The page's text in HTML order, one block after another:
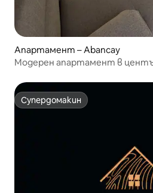
Апартамент – Abancay
Модерен апартамент в
Супердомакин
Супердомакин